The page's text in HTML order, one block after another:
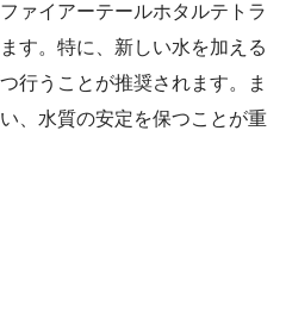
ァイアーテールホタルテトラ
す。特に、新しい水を加える
行うことが推奨されます。ま
、水質の安定を保つことが重